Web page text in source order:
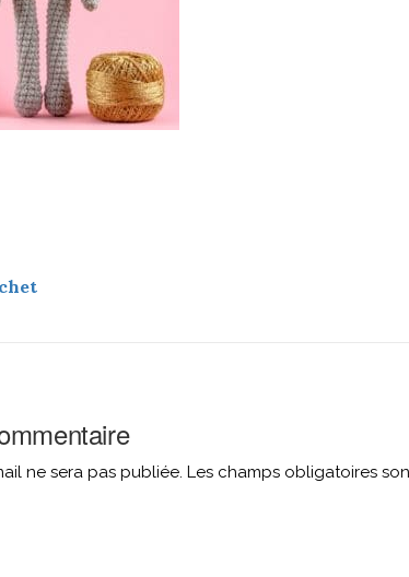
ne sera pas publiée. Les champs obligatoires